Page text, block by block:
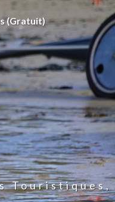
(gratuit)
Touristiques,